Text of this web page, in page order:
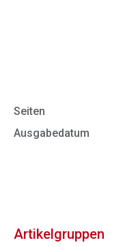
Seiten
Ausgabedatum
Artikelgruppen